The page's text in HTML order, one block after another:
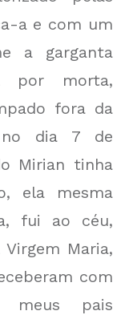
a e com um
a garganta
por morta,
fora da
no dia 7 de
Mirian tinha
ela mesma
fui ao céu,
Maria,
com
meus pais